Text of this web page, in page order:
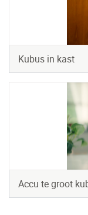
Kubus in kast
Accu te groot